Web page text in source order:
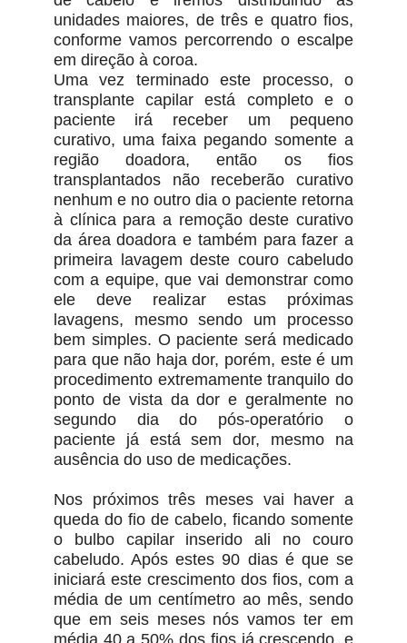
unidades maiores, de três e quatro fios,
conforme vamos percorrendo o escalpe
em direção à coroa.
Uma vez terminado este processo, o
transplante capilar está completo e o
paciente irá receber um pequeno
curativo, uma faixa pegando somente a
região doadora, então os fios
transplantados não receberão curativo
nenhum e no outro dia o paciente retorna
à clínica para a remoção deste curativo
da área doadora e também para fazer a
primeira lavagem deste couro cabeludo
com a equipe, que vai demonstrar como
ele deve realizar estas próximas
lavagens, mesmo sendo um processo
bem simples. O paciente será medicado
para que não haja dor, porém, este é um
procedimento extremamente tranquilo do
ponto de vista da dor e geralmente no
segundo dia do pós-operatório o
paciente já está sem dor, mesmo na
ausência do uso de medicações.
Nos próximos três meses vai haver a
queda do fio de cabelo, ficando somente
o bulbo capilar inserido ali no couro
cabeludo. Após estes 90 dias é que se
iniciará este crescimento dos fios, com a
média de um centímetro ao mês, sendo
que em seis meses nós vamos ter em
média 40 a 50% dos fios já crescendo, e